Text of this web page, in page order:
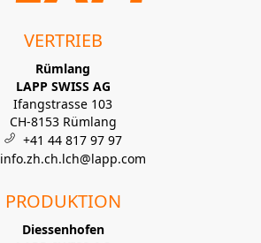
VERTRIEB
Rümlang
LAPP SWISS AG
Ifangstrasse 103
CH-8153 Rümlang
+41 44 817 97 97
info.zh.ch.lch@lapp.com
PRODUKTION
Diessenhofen